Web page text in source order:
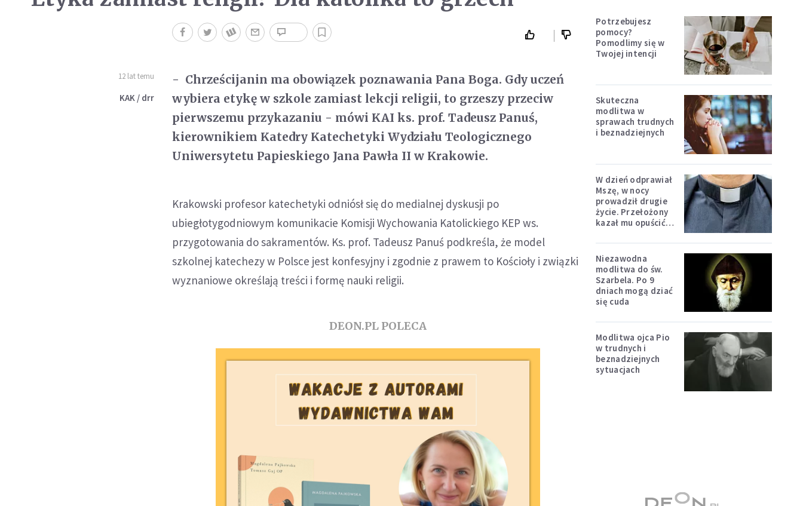
12 lat temu
KAK / drr
- Chrześcijanin ma obowiązek poznawania Pana Boga. Gdy uczeń
wybiera etykę w szkole zamiast lekcji religii, to grzeszy przeciw
pierwszemu przykazaniu - mówi KAI ks. prof. Tadeusz Panuś,
kierownikiem Katedry Katechetyki Wydziału Teologicznego
Uniwersytetu Papieskiego Jana Pawła II w Krakowie.
Krakowski profesor katechetyki odniósł się do medialnej dyskusji po
ubiegłotygodniowym komunikacie Komisji Wychowania Katolickiego KEP ws.
przygotowania do sakramentów. Ks. prof. Tadeusz Panuś podkreśla, że model
szkolnej katechezy w Polsce jest konfesyjny i zgodnie z prawem to Kościoły i związki
wyznaniowe określają treści i formę nauki religii.
DEON.PL POLECA
Potrzebujesz
pomocy?
Pomodlimy się w
Twojej intencji
Skuteczna
modlitwa w
sprawach trudnych
i beznadziejnych
W dzień odprawiał
Mszę, w nocy
prowadził drugie
życie. Przełożony
kazał mu opuścić
Niezawodna
modlitwa do św.
Szarbela. Po 9
dniach mogą dziać
się cuda
Modlitwa ojca Pio
w trudnych i
beznadziejnych
sytuacjach